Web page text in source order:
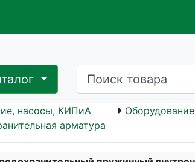
насосы, КИПиА
арматура